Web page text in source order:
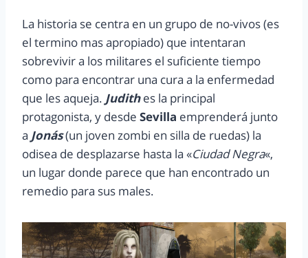
La historia se centra en un grupo de no-vivos (es
el termino mas apropiado) que intentaran
sobrevivir a los militares el suficiente tiempo
como para encontrar una cura a la enfermedad
que les aqueja. Judithes la principal
protagonista, y desde Sevilla emprenderá junto
a Jonás(un joven zombi en silla de ruedas) la
odisea de desplazarse hasta la «Ciudad Negra«,
un lugar donde parece que han encontrado un
remedio para sus males.